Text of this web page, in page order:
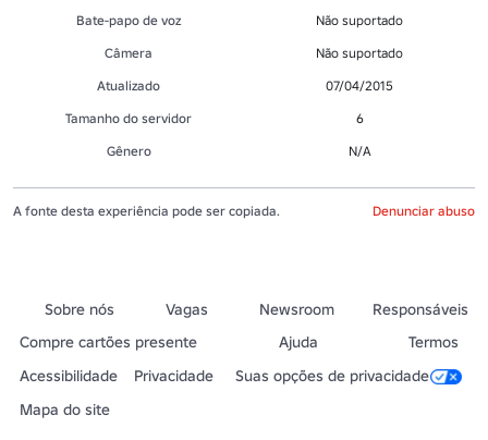
Bate-papo de voz
Não suportado
Câmera
Não suportado
Atualizado
07/04/2015
Tamanho do servidor
6
Gênero
N/A
A fonte desta experiência pode ser copiada. Denunciar abuso
Sobre nós Vagas Newsroom
Responsáveis
Compre cartões presente
Ajuda
Termos
Acessibilidade
Privacidade
Suas opções de privacidade
Mapa do site